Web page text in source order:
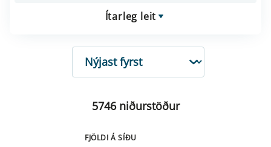
Ítarleg leit
RÖÐUN
5746 niðurstöður
FJÖLDI Á SÍÐU